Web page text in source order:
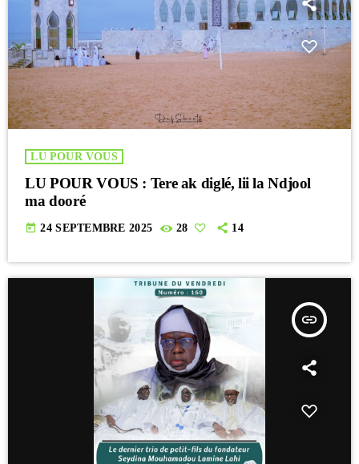
LU POUR VOUS
LU POUR VOUS : Tere ak diglé, lii la Ndjool
ma dooré
today 24 SEPTEMBRE 2025 28 14
insert_link